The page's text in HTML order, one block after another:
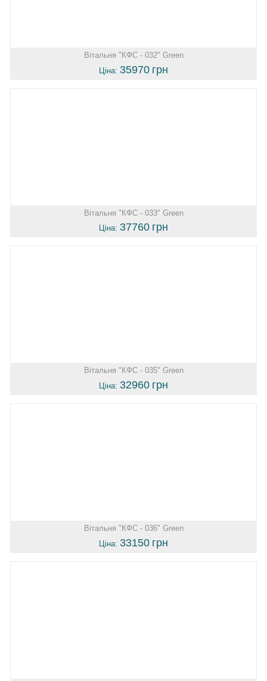
Вітальня "КФС - 032" Green
Ціна: 35970 грн
Вітальня "КФС - 033" Green
Ціна: 37760 грн
Вітальня "КФС - 035" Green
Ціна: 32960 грн
Вітальня "КФС - 036" Green
Ціна: 33150 грн